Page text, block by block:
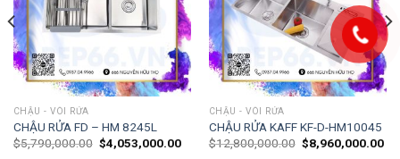
CHẬU - VÒI RỬA
CHẬU RỬA FD – HM 8245L
$5,790,000.00 $4,053,000.00
CHẬU - VÒI RỬA
CHẬU RỬA KAFF KF-D-HM10045
$12,800,000.00 $8,960,000.00